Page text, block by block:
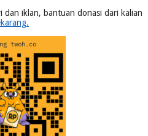
dan iklan, bantuan donasi dari kalian